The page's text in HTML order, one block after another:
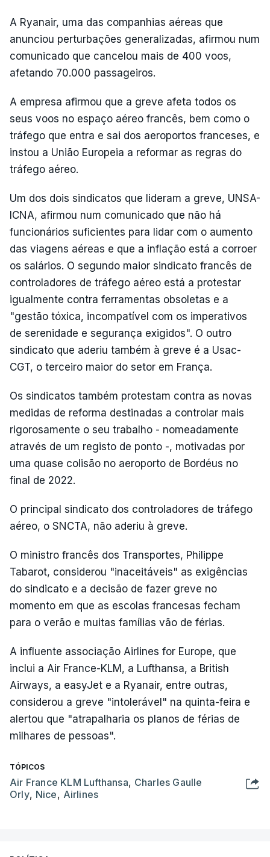
A Ryanair, uma das companhias aéreas que
anunciou perturbações generalizadas, afirmou num
comunicado que cancelou mais de 400 voos,
afetando 70.000 passageiros.
A empresa afirmou que a greve afeta todos os
seus voos no espaço aéreo francês, bem como o
tráfego que entra e sai dos aeroportos franceses, e
instou a União Europeia a reformar as regras do
tráfego aéreo.
Um dos dois sindicatos que lideram a greve, UNSA-
ICNA, afirmou num comunicado que não há
funcionários suficientes para lidar com o aumento
das viagens aéreas e que a inflação está a corroer
os salários. O segundo maior sindicato francês de
controladores de tráfego aéreo está a protestar
igualmente contra ferramentas obsoletas e a
"gestão tóxica, incompatível com os imperativos
de serenidade e segurança exigidos". O outro
sindicato que aderiu também à greve é a Usac-
CGT, o terceiro maior do setor em França.
Os sindicatos também protestam contra as novas
medidas de reforma destinadas a controlar mais
rigorosamente o seu trabalho - nomeadamente
através de um registo de ponto -, motivadas por
uma quase colisão no aeroporto de Bordéus no
final de 2022.
O principal sindicato dos controladores de tráfego
aéreo, o SNCTA, não aderiu à greve.
O ministro francês dos Transportes, Philippe
Tabarot, considerou "inaceitáveis" as exigências
do sindicato e a decisão de fazer greve no
momento em que as escolas francesas fecham
para o verão e muitas famílias vão de férias.
A influente associação Airlines for Europe, que
inclui a Air France-KLM, a Lufthansa, a British
Airways, a easyJet e a Ryanair, entre outras,
considerou a greve "intolerável" na quinta-feira e
alertou que "atrapalharia os planos de férias de
milhares de pessoas".
TÓPICOS
Air France KLM Lufthansa, Charles Gaulle
Orly, Nice, Airlines